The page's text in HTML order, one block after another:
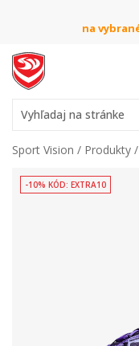
na
Vyhľadaj na stránke
Sport Vision Produkty
-10% KÓD: EXTRA10